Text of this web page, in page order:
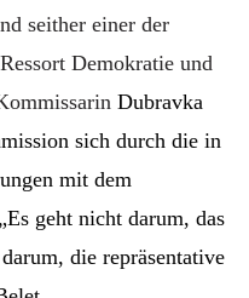
seither einer der
Demokratie und
Dubravka
sich durch die in
mit dem
geht nicht darum, das
die repräsentative